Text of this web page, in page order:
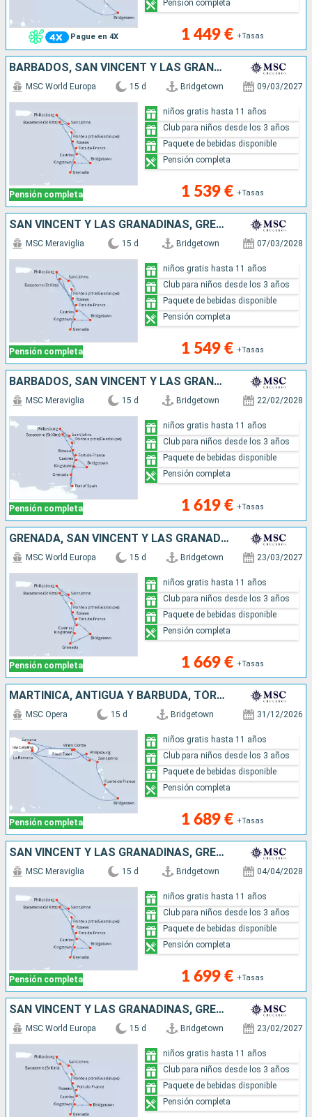
Pague en 4X 1 449 € +Tasas
Pensión completa
BARBADOS, SAN VINCENT Y LAS GRANADINAS, GRENADA, SAN MARTÍN, ANTIGUA Y BARBUDA, SAN CRISTÓBAL Y NIEVES, DOMINICA, MARTINICA, GUADALUPE, SANTA LUCIA
Pensión completa
MSC World Europa 15 d Bridgetown 09/03/2027
1 539 € +Tasas
niños gratis hasta 11 años
Club para niños desde los 3 años
Paquete de bebidas disponible
Pensión completa
SAN VINCENT Y LAS GRANADINAS, GRENADA, ANTIGUA Y BARBUDA, SAN MARTÍN, DOMINICA, SAN CRISTÓBAL Y NIEVES, MARTINICA, GUADALUPE, SANTA LUCIA, BARBADOS
Pensión completa
MSC Meraviglia 15 d Bridgetown 07/03/2028
1 549 € +Tasas
niños gratis hasta 11 años
Club para niños desde los 3 años
Paquete de bebidas disponible
Pensión completa
BARBADOS, SAN VINCENT Y LAS GRANADINAS, TRINIDAD Y TOBAGO, GRENADA, SAN MARTÍN, ANTIGUA Y BARBUDA, SAN CRISTÓBAL Y NIEVES, DOMINICA, MARTINICA, GUADALUPE, SANTA LUCIA
Pensión completa
MSC Meraviglia 15 d Bridgetown 22/02/2028
1 619 € +Tasas
niños gratis hasta 11 años
Club para niños desde los 3 años
Paquete de bebidas disponible
Pensión completa
GRENADA, SAN VINCENT Y LAS GRANADINAS, SAN MARTÍN, ANTIGUA Y BARBUDA, SAN CRISTÓBAL Y NIEVES, DOMINICA, MARTINICA, GUADALUPE, SANTA LUCIA, BARBADOS
Pensión completa
MSC World Europa 15 d Bridgetown 23/03/2027
1 669 € +Tasas
niños gratis hasta 11 años
Club para niños desde los 3 años
Paquete de bebidas disponible
Pensión completa
MARTINICA, ANTIGUA Y BARBUDA, TÓRTOLA, REPÚBLICA DOMINICANA, VIRGEN GORDA, SAN CRISTÓBAL Y NIEVES, SAN MARTÍN, BARBADOS
Pensión completa
MSC Opera 15 d Bridgetown 31/12/2026
1 689 € +Tasas
niños gratis hasta 11 años
Club para niños desde los 3 años
Paquete de bebidas disponible
Pensión completa
SAN VINCENT Y LAS GRANADINAS, GRENADA, SAN MARTÍN, ANTIGUA Y BARBUDA, SAN CRISTÓBAL Y NIEVES, DOMINICA, MARTINICA, GUADALUPE, SANTA LUCIA, BARBADOS
Pensión completa
MSC Meraviglia 15 d Bridgetown 04/04/2028
1 699 € +Tasas
niños gratis hasta 11 años
Club para niños desde los 3 años
Paquete de bebidas disponible
Pensión completa
SAN VINCENT Y LAS GRANADINAS, GRENADA, ANTIGUA Y BARBUDA, SAN MARTÍN, SAN CRISTÓBAL Y NIEVES, DOMINICA, MARTINICA, GUADALUPE, SANTA LUCIA, BARBADOS
MSC World Europa 15 d Bridgetown 23/02/2027
niños gratis hasta 11 años
Club para niños desde los 3 años
Paquete de bebidas disponible
Pensión completa